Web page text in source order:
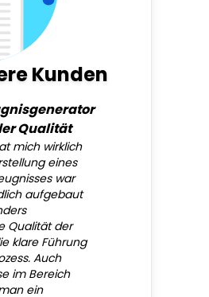
Kunden
Qualität
mich wirklich
eines
war
aufgebaut
Qualität der
klare Führung
Auch
im Bereich
ein